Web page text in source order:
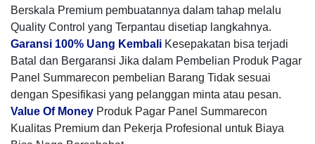
Berskala Premium pembuatannya dalam tahap melalu
Quality Control yang Terpantau disetiap langkahnya.
Garansi 100% Uang Kembali Kesepakatan bisa terjadi
Batal dan Bergaransi Jika dalam Pembelian Produk Pagar
Panel Summarecon pembelian Barang Tidak sesuai
dengan Spesifikasi yang pelanggan minta atau pesan.
Value Of Money Produk Pagar Panel Summarecon
Kualitas Premium dan Pekerja Profesional untuk Biaya